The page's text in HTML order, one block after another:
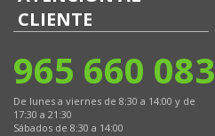
CLIENTE
965 660 083
De lunes a viernes de 8:30 a 14:00 y de
17:30 a 21:30
Sábados de 8:30 a 14:00